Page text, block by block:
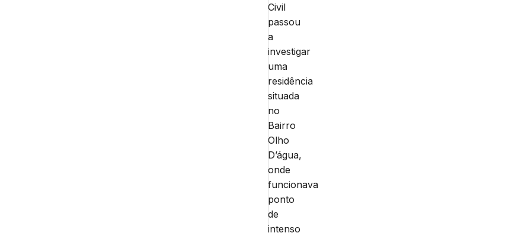
Civil
passou
a
investigar
uma
residência
situada
no
Bairro
Olho
D’água,
onde
funcionava
ponto
de
intenso